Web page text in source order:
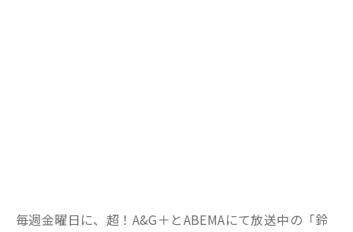
毎週金曜日に、超！A&G＋とABEMAにて放送中の「鈴